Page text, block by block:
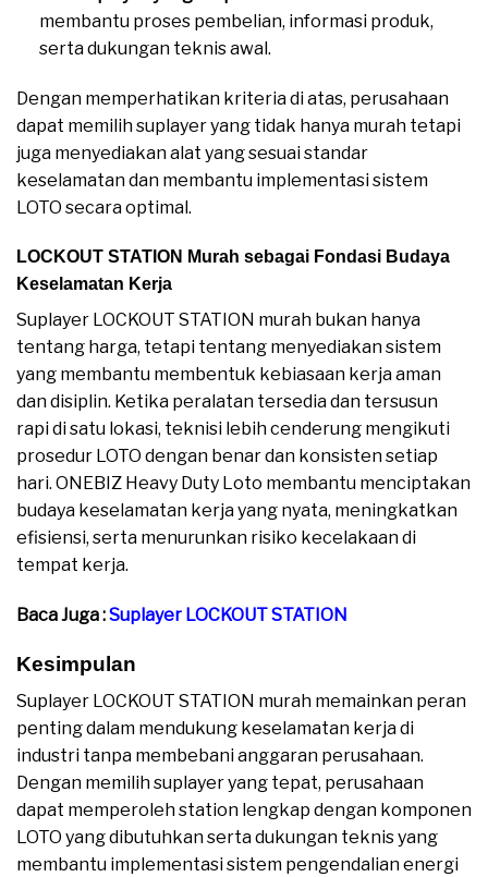
membantu proses pembelian, informasi produk,
serta dukungan teknis awal.
Dengan memperhatikan kriteria di atas, perusahaan
dapat memilih suplayer yang tidak hanya murah tetapi
juga menyediakan alat yang sesuai standar
keselamatan dan membantu implementasi sistem
LOTO secara optimal.
LOCKOUT STATION Murah sebagai Fondasi Budaya
Keselamatan Kerja
Suplayer LOCKOUT STATION murah bukan hanya
tentang harga, tetapi tentang menyediakan sistem
yang membantu membentuk kebiasaan kerja aman
dan disiplin. Ketika peralatan tersedia dan tersusun
rapi di satu lokasi, teknisi lebih cenderung mengikuti
prosedur LOTO dengan benar dan konsisten setiap
hari. ONEBIZ Heavy Duty Loto membantu menciptakan
budaya keselamatan kerja yang nyata, meningkatkan
efisiensi, serta menurunkan risiko kecelakaan di
tempat kerja.
Baca Juga :Suplayer LOCKOUT STATION
Kesimpulan
Suplayer LOCKOUT STATION murah memainkan peran
penting dalam mendukung keselamatan kerja di
industri tanpa membebani anggaran perusahaan.
Dengan memilih suplayer yang tepat, perusahaan
dapat memperoleh station lengkap dengan komponen
LOTO yang dibutuhkan serta dukungan teknis yang
membantu implementasi sistem pengendalian energi